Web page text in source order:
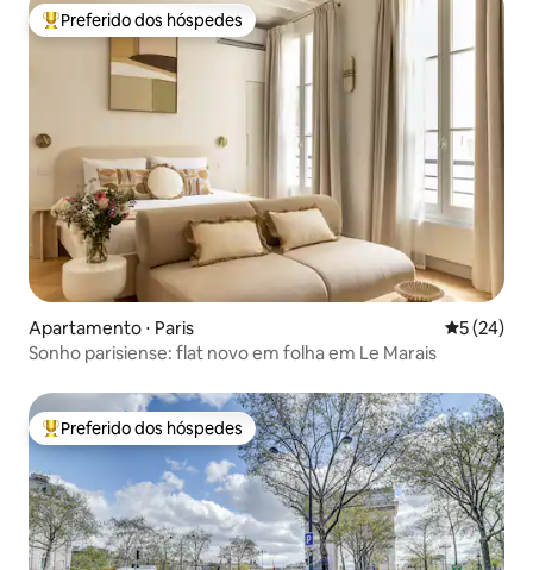
Entre os melhores preferidos dos hóspedes
Preferido dos hóspedes
Apartamento ⋅ Paris 5 de uma
5 (24)
Sonho parisiense: flat novo em folha em Le Marais
Entre os melhores preferidos dos hóspedes
Preferido dos hóspedes